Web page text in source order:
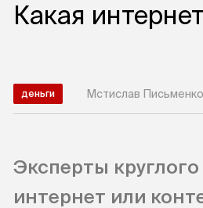
Какая
деньги Мстислав
Эксперты
интернет или